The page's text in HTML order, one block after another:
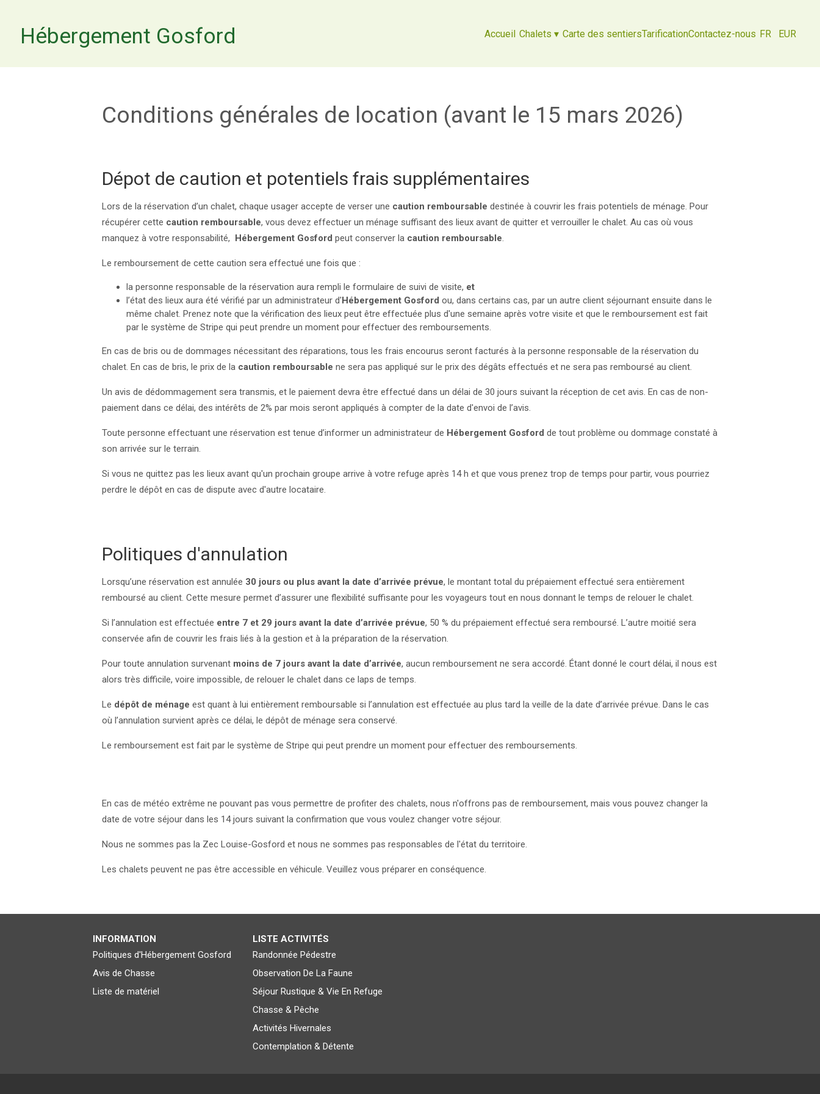
Hébergement Gosford Accueil Chalets ▾ Carte des sentiersTarificationContactez-nous FR EUR
Conditions générales de location (avant le 15 mars 2026)
Dépot de caution et potentiels frais supplémentaires
Lors de la réservation d’un chalet, chaque usager accepte de verser une caution remboursable destinée à couvrir les frais potentiels de ménage. Pour
récupérer cette caution remboursable, vous devez effectuer un ménage suffisant des lieux avant de quitter et verrouiller le chalet. Au cas où vous
manquez à votre responsabilité,
Hébergement Gosford peut conserver la caution remboursable.
Le remboursement de cette caution sera effectué une fois que :
la personne responsable de la réservation aura rempli le formulaire de suivi de visite, et
l’état des lieux aura été vérifié par un administrateur d' Hébergement Gosford ou, dans certains cas, par un autre client séjournant ensuite dans le
même chalet. Prenez note que la vérification des lieux peut être effectuée plus d'une semaine après votre visite et que le remboursement est fait
par le système de Stripe qui peut prendre un moment pour effectuer des remboursements.
En cas de bris ou de dommages nécessitant des réparations, tous les frais encourus seront facturés à la personne responsable de la réservation du
chalet. En cas de bris, le prix de la caution remboursable ne sera pas appliqué sur le prix des dégâts effectués et ne sera pas remboursé au client.
Un avis de dédommagement sera transmis, et le paiement devra être effectué dans un délai de 30 jours suivant la réception de cet avis. En cas de non-
paiement dans ce délai, des intérêts de 2% par mois seront appliqués à compter de la date d'envoi de l’avis.
Toute personne effectuant une réservation est tenue d’informer un administrateur de Hébergement Gosford de tout problème ou dommage constaté à
son arrivée sur le terrain.
Si vous ne quittez pas les lieux avant qu'un prochain groupe arrive à votre refuge après 14 h et que vous prenez trop de temps pour partir, vous pourriez
perdre le dépôt en cas de dispute avec d'autre locataire.
Politiques d'annulation
Lorsqu’une réservation est annulée 30 jours ou plus avant la date d’arrivée prévue, le montant total du prépaiement effectué sera entièrement
remboursé au client. Cette mesure permet d’assurer une flexibilité suffisante pour les voyageurs tout en nous donnant le temps de relouer le chalet.
Si l’annulation est effectuée entre 7 et 29 jours avant la date d’arrivée prévue, 50 % du prépaiement effectué sera remboursé. L’autre moitié sera
conservée afin de couvrir les frais liés à la gestion et à la préparation de la réservation.
Pour toute annulation survenant moins de 7 jours avant la date d’arrivée, aucun remboursement ne sera accordé. Étant donné le court délai, il nous est
alors très difficile, voire impossible, de relouer le chalet dans ce laps de temps.
Le dépôt de ménage est quant à lui entièrement remboursable si l’annulation est effectuée au plus tard la veille de la date d’arrivée prévue. Dans le cas
où l’annulation survient après ce délai, le dépôt de ménage sera conservé.
Le remboursement est fait par le système de Stripe qui peut prendre un moment pour effectuer des remboursements.
En cas de météo extrême ne pouvant pas vous permettre de profiter des chalets, nous n'offrons pas de remboursement, mais vous pouvez changer la
date de votre séjour dans les 14 jours suivant la confirmation que vous voulez changer votre séjour.
Nous ne sommes pas la Zec Louise-Gosford et nous ne sommes pas responsables de l'état du territoire.
Les chalets peuvent ne pas être accessible en véhicule. Veuillez vous préparer en conséquence.
INFORMATION
Politiques d'Hébergement Gosford
Avis de Chasse
Liste de matériel
LISTE ACTIVITÉS
Randonnée Pédestre
Observation De La Faune
Séjour Rustique & Vie En Refuge
Chasse & Pêche
Activités Hivernales
Contemplation & Détente